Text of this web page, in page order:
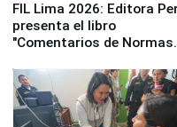
FIL Lima 2026: Editora
presenta el libro
"Comentarios de Normas
Derecho Colectivo"